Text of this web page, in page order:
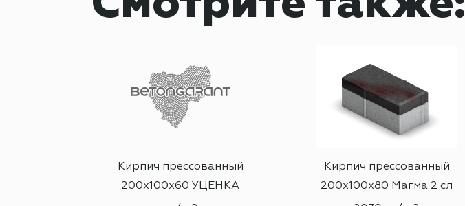
Кирпич прессованный
200х100х60 УЦЕНКА
Кирпич прессованный
200х100х80 Магма 2 сл